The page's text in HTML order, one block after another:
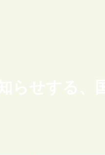
らせする、